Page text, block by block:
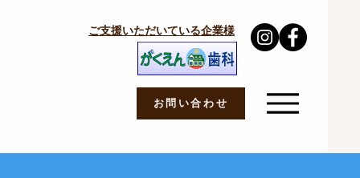
ご支援いただいている企業様
お問い合わせ